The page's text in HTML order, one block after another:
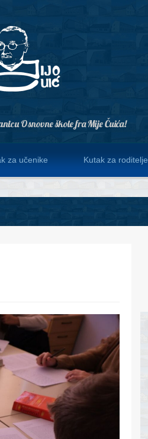
Osnovne škole fra Mije Čuića!
za učenike Kutak za roditelje